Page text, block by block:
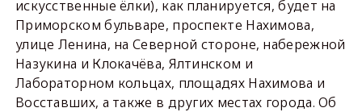
искусственные ёлки), как планируется, будет на
Приморском бульваре, проспекте Нахимова,
улице Ленина, на Северной стороне, набережной
Назукина и Клокачёва, Ялтинском и
Лабораторном кольцах, площадях Нахимова и
Восставших, а также в других местах города. Об